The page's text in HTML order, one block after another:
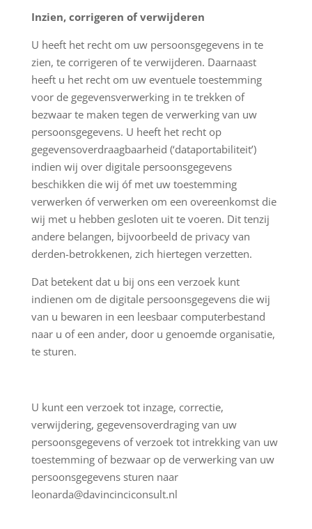
Inzien, corrigeren of verwijderen
U heeft het recht om uw persoonsgegevens in te
zien, te corrigeren of te verwijderen. Daarnaast
heeft u het recht om uw eventuele toestemming
voor de gegevensverwerking in te trekken of
bezwaar te maken tegen de verwerking van uw
persoonsgegevens. U heeft het recht op
gegevensoverdraagbaarheid (‘dataportabiliteit’)
indien wij over digitale persoonsgegevens
beschikken die wij óf met uw toestemming
verwerken óf verwerken om een overeenkomst die
wij met u hebben gesloten uit te voeren. Dit tenzij
andere belangen, bijvoorbeeld de privacy van
derden-betrokkenen, zich hiertegen verzetten.
Dat betekent dat u bij ons een verzoek kunt
indienen om de digitale persoonsgegevens die wij
van u bewaren in een leesbaar computerbestand
naar u of een ander, door u genoemde organisatie,
te sturen.
U kunt een verzoek tot inzage, correctie,
verwijdering, gegevensoverdraging van uw
persoonsgegevens of verzoek tot intrekking van uw
toestemming of bezwaar op de verwerking van uw
persoonsgegevens sturen naar
leonarda@davincinciconsult.nl